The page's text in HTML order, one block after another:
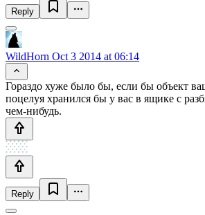
Reply
WildHorn Oct 3 2014 at 06:14
Гораздо хуже было бы, если бы объект
поцелуя хранился бы у вас в ящике с
чем-нибудь.
Reply